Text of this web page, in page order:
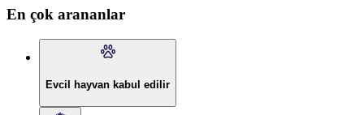
En çok arananlar
Evcil hayvan kabul edilir